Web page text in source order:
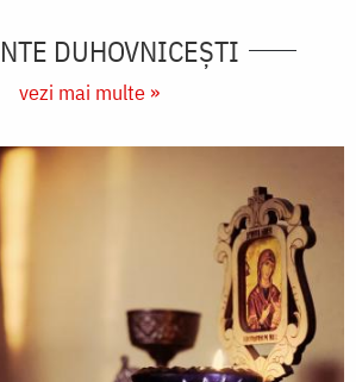
DUHOVNICEȘTI
vezi mai multe »